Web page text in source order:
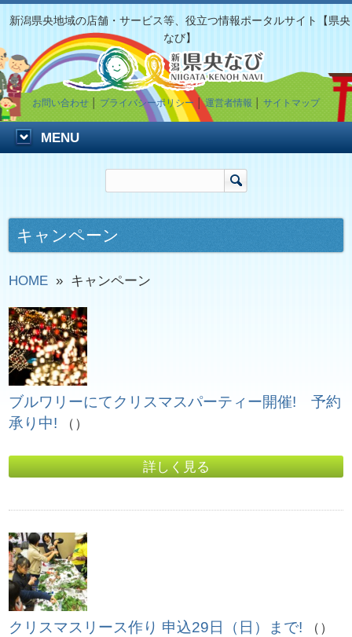
新潟県央地域の店舗・サービス等、役立つ情報ポータルサイト【県央
なび】
お問い合わせ プライバシーポリシー │運営者情報 サイトマップ
MENU
キャンペーン
HOME » キャンペーン
ブルワリーにてクリスマスパーティー開催! 予約
承り中! （）
詳しく見る
クリスマスリース作り 申込29日（日）まで! （）